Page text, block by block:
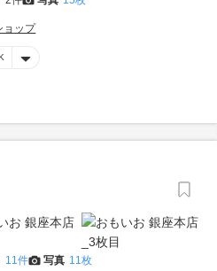
ョップ
11件 写真 11枚